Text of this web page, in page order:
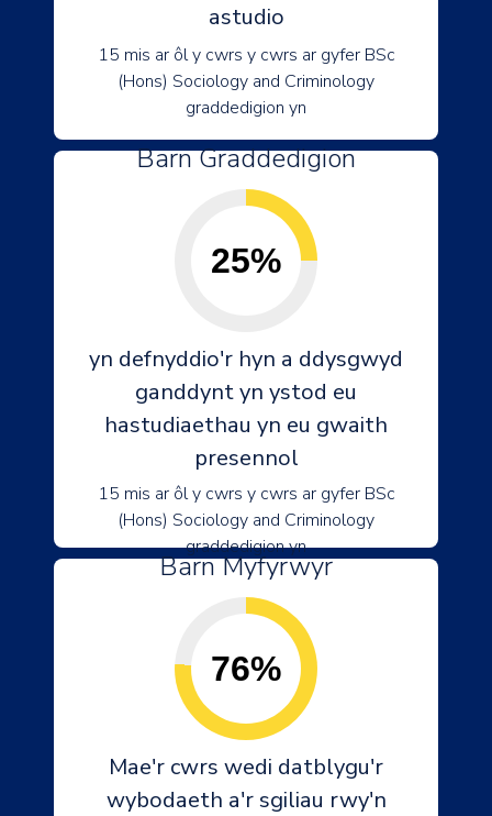
astudio
15 mis ar ôl y cwrs y cwrs ar gyfer BSc
(Hons) Sociology and Criminology
graddedigion yn
Barn Graddedigion
25%
yn defnyddio'r hyn a ddysgwyd
ganddynt yn ystod eu
hastudiaethau yn eu gwaith
presennol
15 mis ar ôl y cwrs y cwrs ar gyfer BSc
(Hons) Sociology and Criminology
graddedigion yn
Barn Myfyrwyr
76%
Mae'r cwrs wedi datblygu'r
wybodaeth a'r sgiliau rwy'n